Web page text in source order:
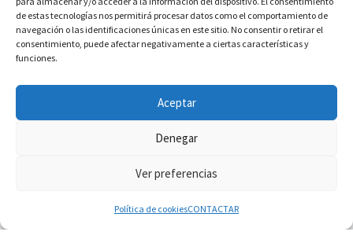
de estas tecnologías nos permitirá procesar datos como el comportamiento de
navegación o las identificaciones únicas en este sitio. No consentir o retirar el
consentimiento, puede afectar negativamente a ciertas características y
funciones.
Aceptar
Denegar
Ver preferencias
Política de cookiesCONTACTAR
Diaconado permanente– Todos los derechos reservados
WP